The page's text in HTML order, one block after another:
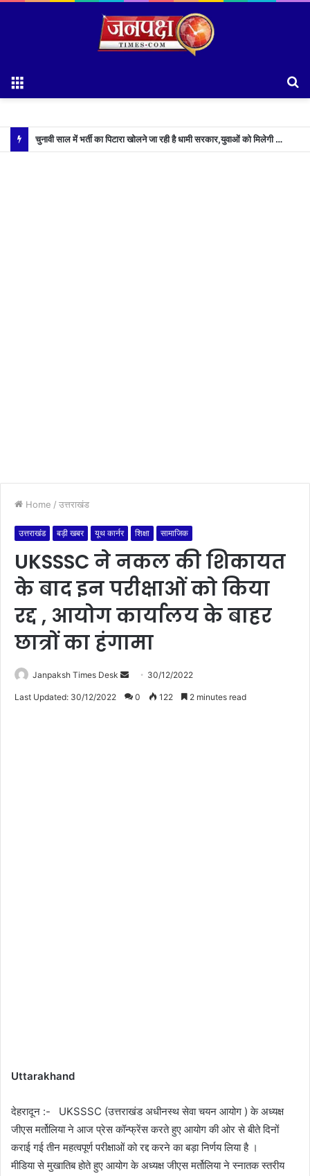
चुनावी साल में भर्ती का पिटारा खोलने जा रही है धामी सरकार,युवाओं को मिलेगी 34 हजार रिकॉर्ड भर्तियों की सौगात
Home / उत्तराखंड
उत्तराखंड बड़ी खबर यूथ कार्नर शिक्षा सामाजिक
UKSSSC ने नकल की शिकायत
के बाद इन परीक्षाओं को किया
रद्द , आयोग कार्यालय के बाहर
छात्रों का हंगामा
Janpaksh Times Desk
e
30/12/2022
Last Updated: 30/12/2022 0 122 2 minutes read
Uttarakhand
देहरादून :- UKSSSC (उत्तराखंड अधीनस्थ सेवा चयन आयोग ) के अध्यक्ष
जीएस मर्तोलिया ने आज प्रेस कॉन्फ्रेंस करते हुए आयोग की ओर से बीते दिनों
कराई गई तीन महत्वपूर्ण परीक्षाओं को रद्द करने का बड़ा निर्णय लिया है ।
मीडिया से मुखातिब होते हुए आयोग के अध्यक्ष जीएस मर्तोलिया ने स्नातक स्तरीय